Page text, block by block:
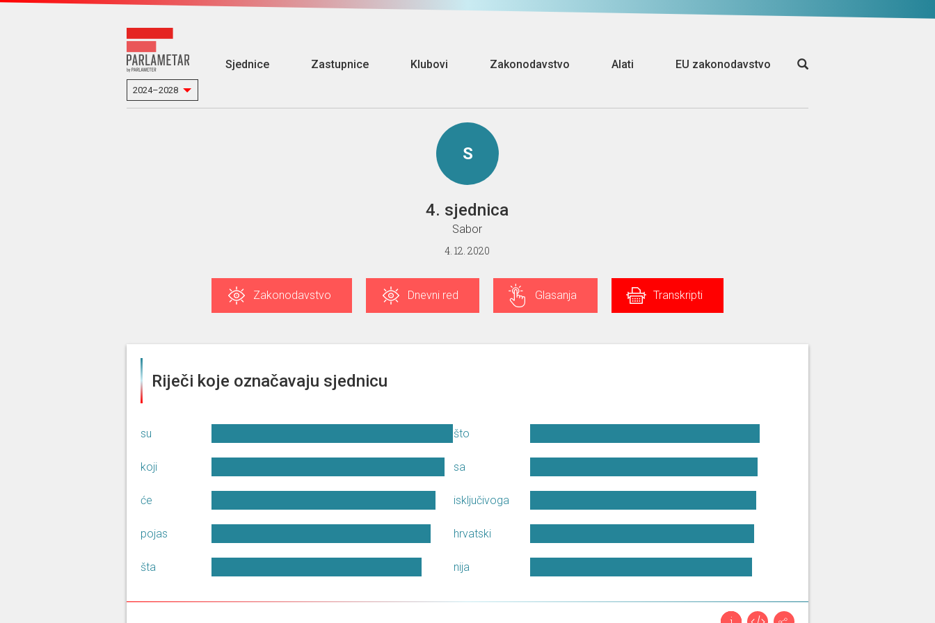
Sjednice Zastupnice Klubovi Zakonodavstvo Alati EU zakonodavstvo
S
4. sjednica
Sabor
4. 12. 2020
Zakonodavstvo Dnevni red Glasanja Transkripti
Riječi koje označavaju sjednicu
su
koji
će
pojas
šta
što
sa
isključivoga
hrvatski
nija